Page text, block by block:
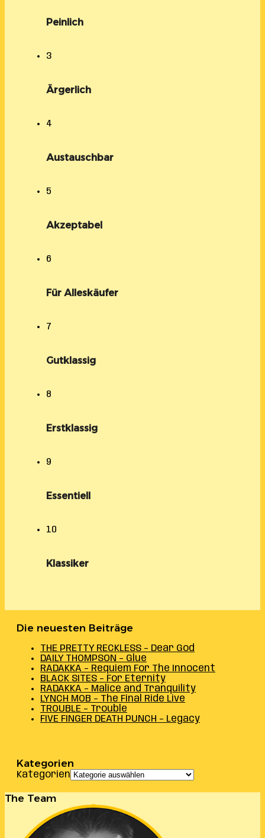
Peinlich
3
Ärgerlich
4
Austauschbar
5
Akzeptabel
6
Für Alleskäufer
7
Gutklassig
8
Erstklassig
9
Essentiell
10
Klassiker
Die neuesten Beiträge
THE PRETTY RECKLESS – Dear God
DAILY THOMPSON – Glue
RADAKKA – Requiem For The Innocent
BLACK SITES – For Eternity
RADAKKA – Malice and Tranquility
LYNCH MOB – The Final Ride Live
TROUBLE – Trouble
FIVE FINGER DEATH PUNCH – Legacy
Kategorien
Kategorien
The Team